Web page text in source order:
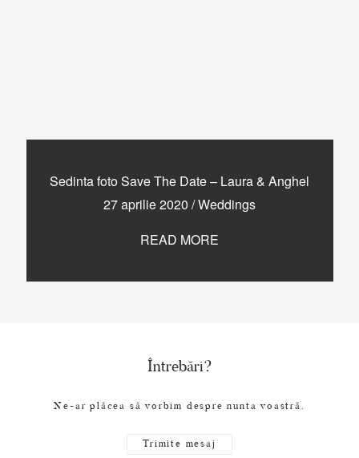
Sedinta foto Save The Date – Laura & Anghel
27 aprilie 2020 /Weddings
READ MORE
Întrebări?
Ne-ar plăcea să vorbim despre nunta voastră.
Trimite mesaj